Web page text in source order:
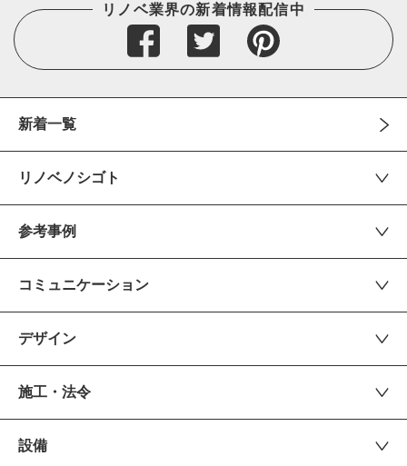
リノベ業界の新着情報配信中
新着一覧
リノベノシゴト
参考事例
コミュニケーション
デザイン
施工・法令
設備